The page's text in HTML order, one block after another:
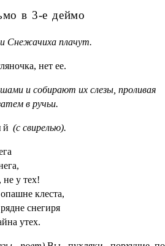
в 3-е деймо
Снежачиха плачут.
нет ее.
и собирают их слезы, проливая
в ручьи.
(с свирелью).
у тех!
клеста,
снегиря
утех.